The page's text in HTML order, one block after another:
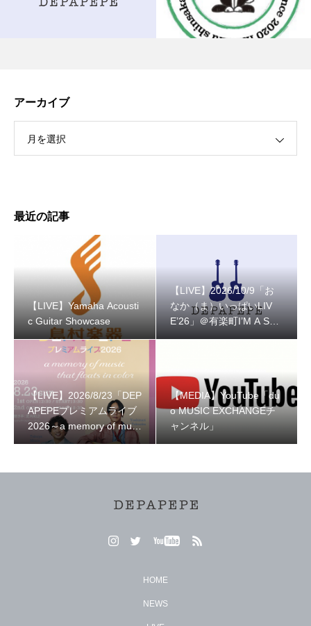
アーカイブ
月を選択
最近の記事
【LIVE】Yamaha Acousti
c Guitar Showcase
【LIVE】2026/10/9「お
なか（ま）いっぱいLIV
E’26」＠有楽町I’M A SH
【LIVE】2026/8/23「DEP
APEPEプレミアムライブ
2026～a memory of musi
c that floats in color～」
【MEDIA】YouTube「du
o MUSIC EXCHANGEチ
ャンネル」
HOME
NEWS